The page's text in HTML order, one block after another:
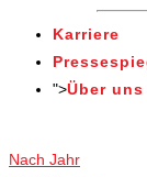
Karriere
">Über uns
Nach Jahr